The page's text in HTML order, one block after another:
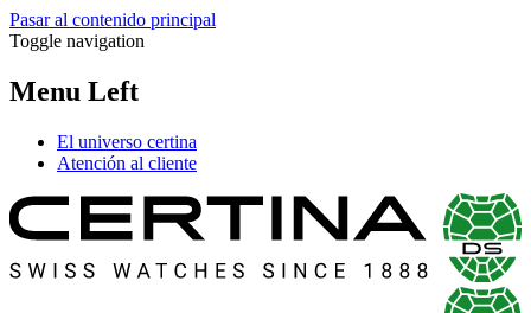
Pasar al contenido principal
Toggle navigation
Menu Left
El universo certina
Atención al cliente